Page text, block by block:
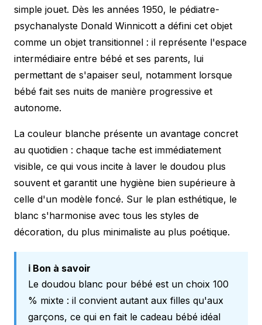
simple jouet. Dès les années 1950, le pédiatre-
psychanalyste Donald Winnicott a défini cet objet
comme un objet transitionnel : il représente l'espace
intermédiaire entre bébé et ses parents, lui
permettant de s'apaiser seul, notamment lorsque
bébé fait ses nuits de manière progressive et
autonome.
La couleur blanche présente un avantage concret
au quotidien : chaque tache est immédiatement
visible, ce qui vous incite à laver le doudou plus
souvent et garantit une hygiène bien supérieure à
celle d'un modèle foncé. Sur le plan esthétique, le
blanc s'harmonise avec tous les styles de
décoration, du plus minimaliste au plus poétique.
ℹ️ Bon à savoir
Le doudou blanc pour bébé est un choix 100
% mixte : il convient autant aux filles qu'aux
garçons, ce qui en fait le cadeau bébé idéal